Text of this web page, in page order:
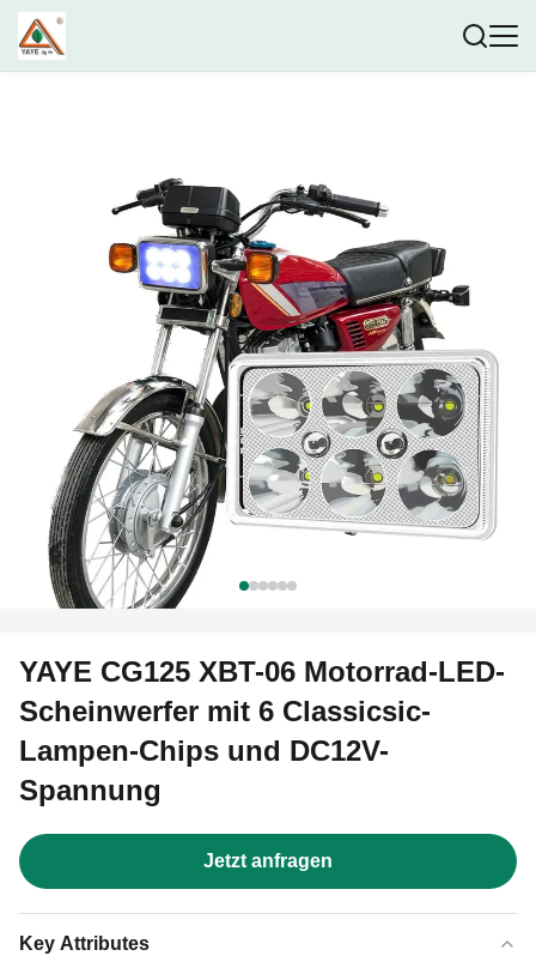
YAYE CG125 XBT-06 Motorrad-LED-
Scheinwerfer mit 6 Classicsic-
Lampen-Chips und DC12V-
Spannung
Jetzt anfragen
Key Attributes